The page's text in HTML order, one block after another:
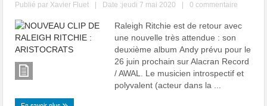
Publié par Xavier Fluet Date :jeudi 7 mai 2020 0 commentaire
Raleigh Ritchie est de retour avec
une nouvelle très attendue : son
deuxième album Andy prévu pour le
26 juin prochain sur Alacran Record
/ AWAL. Le musicien introspectif et
polyvalent (acteur dans la ...